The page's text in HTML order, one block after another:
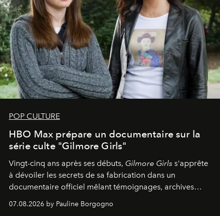
POP CULTURE
HBO Max prépare un documentaire sur la
série culte "Gilmore Girls"
Vingt-cinq ans après ses débuts, Gilmore Girls s'apprête
à dévoiler les secrets de sa fabrication dans un
documentaire officiel mêlant témoignages, archives
inédites et plongée dans les coulisses d'un phénomène
générationnel.
07.08.2026 by Pauline Borgogno